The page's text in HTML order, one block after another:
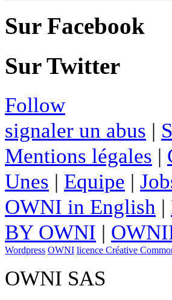
Sur Facebook
Sur Twitter
Follow
signaler un abus |
Mentions légales |
Unes | Equipe |
OWNI in English |
BY OWNI |
Wordpress OWNI licence Créative
OWNI SAS